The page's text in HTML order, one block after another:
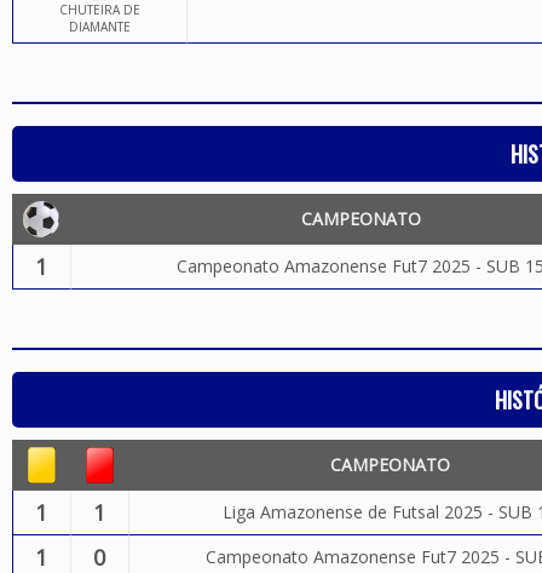
CHUTEIRA DE
DIAMANTE
CAMPEONATO
1 Campeonato Amazonense Fut7 2025 - SUB
CAMPEONATO
1 1 Liga Amazonense de Futsal 2025 - SUB
1 0 Campeonato Amazonense Fut7 2025 -